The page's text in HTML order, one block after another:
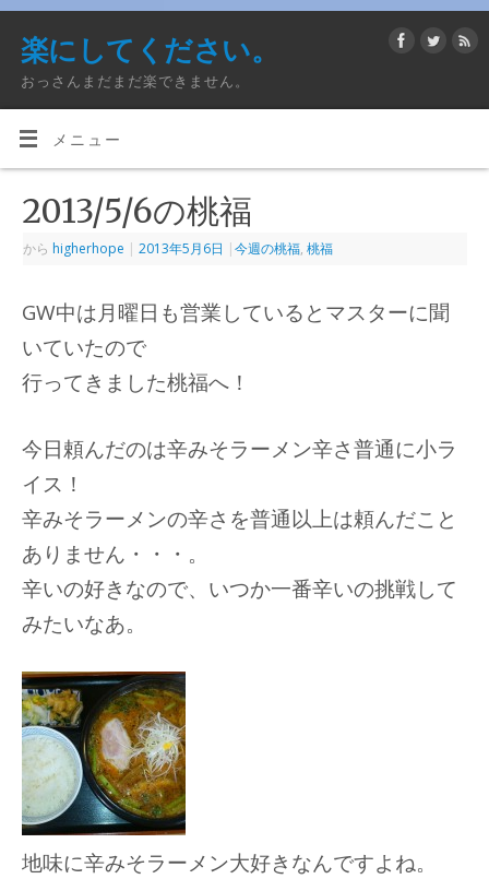
楽にしてください。
おっさんまだまだ楽できません。
メニュー
2013/5/6の桃福
から higherhope | 2013年5月6日 |今週の桃福,桃福
GW中は月曜日も営業しているとマスターに聞
いていたので
行ってきました桃福へ！
今日頼んだのは辛みそラーメン辛さ普通に小ラ
イス！
辛みそラーメンの辛さを普通以上は頼んだこと
ありません・・・。
辛いの好きなので、いつか一番辛いの挑戦して
みたいなあ。
地味に辛みそラーメン大好きなんですよね。